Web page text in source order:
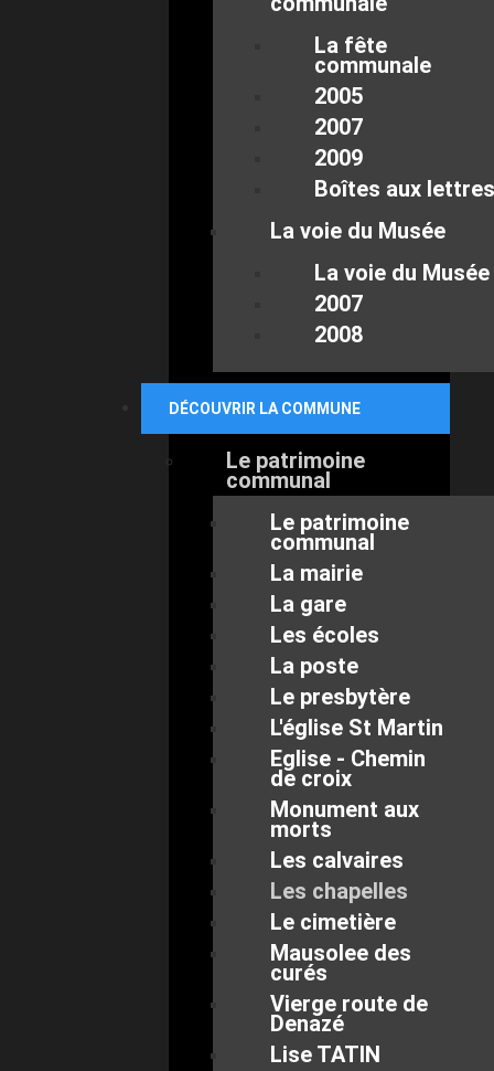
La fête
communale
2005
2007
2009
Boîtes aux lettres
La voie du Musée
La voie du Musée
2007
2008
DÉCOUVRIR LA COMMUNE
Le patrimoine
communal
Le patrimoine
communal
La mairie
La gare
Les écoles
La poste
Le presbytère
L'église St Martin
Eglise - Chemin
de croix
Monument aux
morts
Les calvaires
Les chapelles
Le cimetière
Mausolee des
curés
Vierge route de
Denazé
Lise TATIN